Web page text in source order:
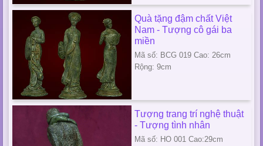
Quà tặng đậm chất Việt
Nam - Tượng cô gái ba
miền
Mã số: BCG 019 Cao: 26cm
Rộng: 9cm
Tượng trang trí nghệ thuật
- Tượng tình nhân
Mã số: HO 001 Cao:29cm